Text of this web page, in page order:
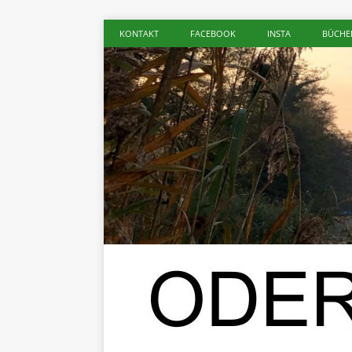
KONTAKT FACEBOOK INSTA